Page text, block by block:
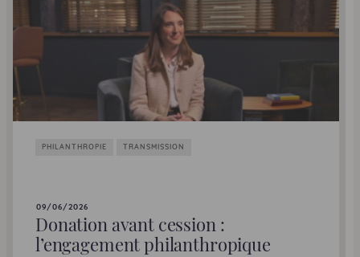
PHILANTHROPIE TRANSMISSION
09/06/2026
Donation avant cession :
l’engagement philanthropique